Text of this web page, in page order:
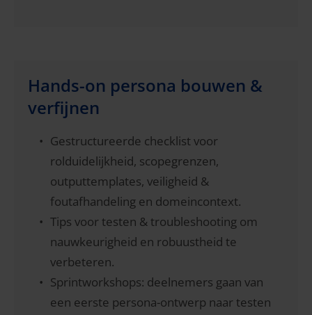
Hands-on persona bouwen &
verfijnen
Gestructureerde checklist voor
rolduidelijkheid, scopegrenzen,
outputtemplates, veiligheid &
foutafhandeling en domeincontext.
Tips voor testen & troubleshooting om
nauwkeurigheid en robuustheid te
verbeteren.
Sprintworkshops: deelnemers gaan van
een eerste persona-ontwerp naar testen